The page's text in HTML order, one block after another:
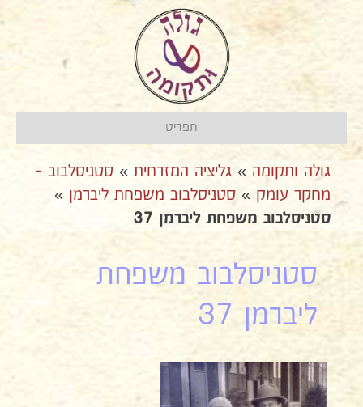
תפריט
גולה ותקומה » גליציה המזרחית » סטניסלבוב -
מחקר עומק » סטניסלבוב משפחת ליברמן »
סטניסלבוב משפחת ליברמן 37
סטניסלבוב משפחת
ליברמן 37